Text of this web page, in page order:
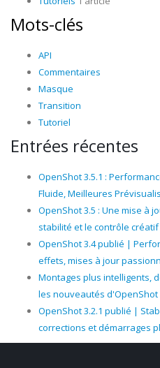
Mots-clés
API
Commentaires
Masque
Transition
Tutoriel
Entrées récentes
OpenShot 3.5.1 :
Fluide, Meilleures
OpenShot 3.5 : Une mise à
stabilité et le contrôle créatif
OpenShot 3.4 publié |
effets, mises à jour
Montages plus intelligents,
les nouveautés d'OpenShot
OpenShot 3.2.1 publié |
corrections et démarrages